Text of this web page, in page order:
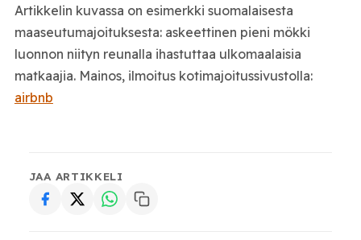
Artikkelin kuvassa on esimerkki suomalaisesta
maaseutumajoituksesta: askeettinen pieni mökki
luonnon niityn reunalla ihastuttaa ulkomaalaisia
matkaajia. Mainos, ilmoitus kotimajoitussivustolla:
airbnb
JAA ARTIKKELI